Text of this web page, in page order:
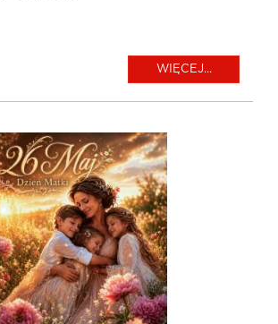
WIĘCEJ...